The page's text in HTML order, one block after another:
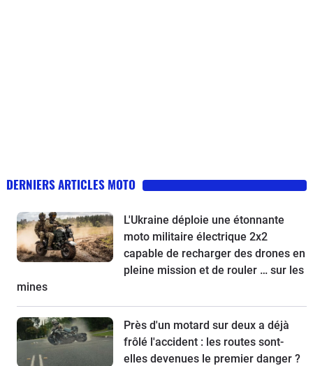
DERNIERS ARTICLES MOTO
L'Ukraine déploie une étonnante
moto militaire électrique 2x2
capable de recharger des drones en
pleine mission et de rouler … sur les
mines
Près d'un motard sur deux a déjà
frôlé l'accident : les routes sont-
elles devenues le premier danger ?